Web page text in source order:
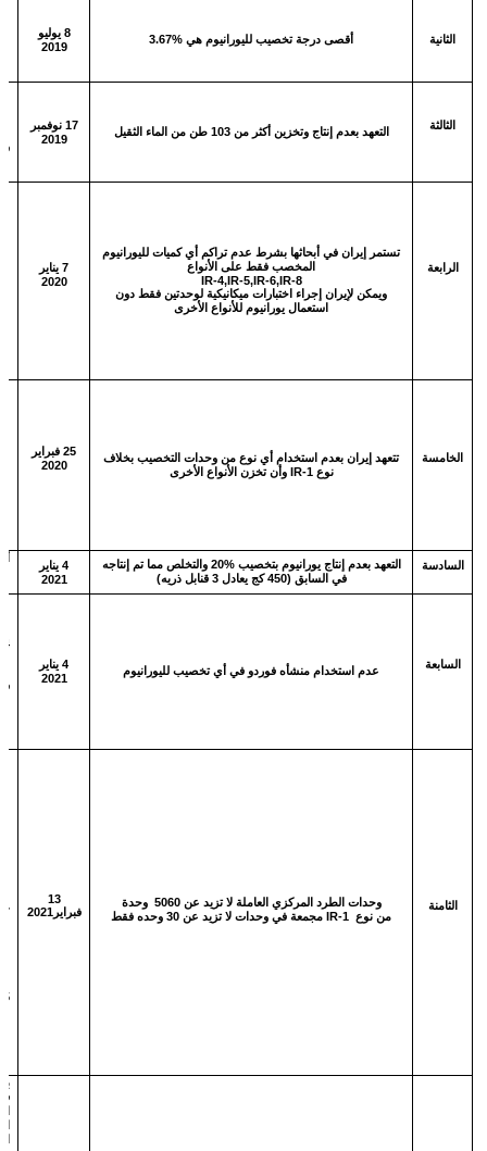
الثانية أقصى درجة تخصيب لليورانيوم هي %3.67
8 يوليو
2019
الثالثة التعهد بعدم إنتاج وتخزين أكثر من 103 طن من الماء الثقيل
17 نوفمبر
2019
الرابعة
تستمر إيران في أبحاثها بشرط عدم تراكم أي كميات لليورانيوم
المخصب فقط على الأنواع
IR-4,IR-5,IR-6,IR-8
ويمكن لإيران إجراء اختبارات ميكانيكية لوحدتين فقط دون
استعمال يورانيوم للأنواع الأخرى
7 يناير
2020
الخامسة
تتعهد إيران بعدم استخدام أي نوع من وحدات التخصيب بخلاف
نوعIR-1 وأن تخزن الأنواع الأخرى
25 فبراير
2020
السادسة
التعهد بعدم إنتاج يورانيوم بتخصيب %20 والتخلص مما تم إنتاجه
في السابق (450 كج يعادل 3 قنابل ذريه)
4 يناير
2021
السابعة عدم استخدام منشأه فوردو في أي تخصيب لليورانيوم
4 يناير
2021
الثامنة وحدات الطرد المركزي العاملة لا تزيد عن 5060 وحدة
من نوع IR-1 مجمعة في وحدات لا تزيد عن 30 وحده فقط
13
فبراير2021